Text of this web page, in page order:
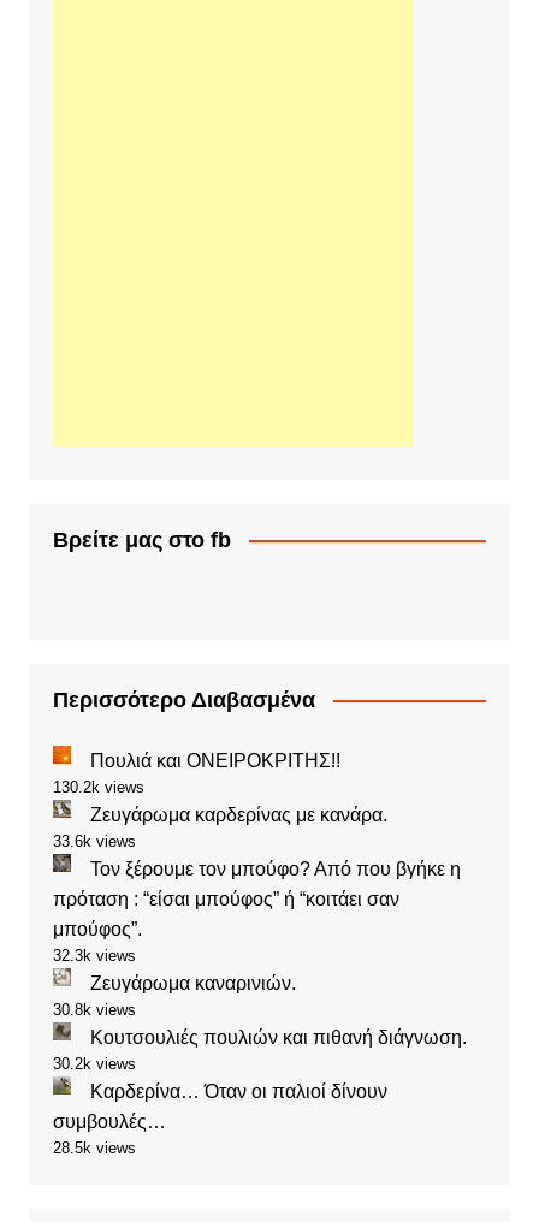
Βρείτε μας στο fb
Περισσότερο Διαβασμένα
Πουλιά και ΟΝΕΙΡΟΚΡΙΤΗΣ!!
130.2k views
Ζευγάρωμα καρδερίνας με κανάρα.
33.6k views
Τον ξέρουμε τον μπούφο? Από που βγήκε η
πρόταση : “είσαι μπούφος” ή “κοιτάει σαν
μπούφος”.
32.3k views
Ζευγάρωμα καναρινιών.
30.8k views
Κουτσουλιές πουλιών και πιθανή διάγνωση.
30.2k views
Καρδερίνα… Όταν οι παλιοί δίνουν
συμβουλές…
28.5k views